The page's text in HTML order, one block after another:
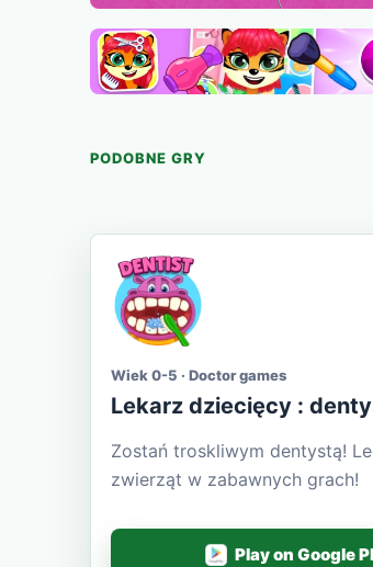
PODOBNE GRY
Wiek 0-5 · Doctor games
Lekarz dziecięcy :
Zostań troskliwym dentystą!
zwierząt w zabawnych grach!
Play on Google